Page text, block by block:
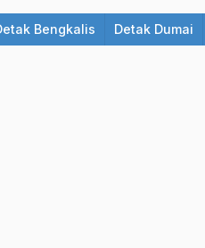
Bengkalis Detak Dumai